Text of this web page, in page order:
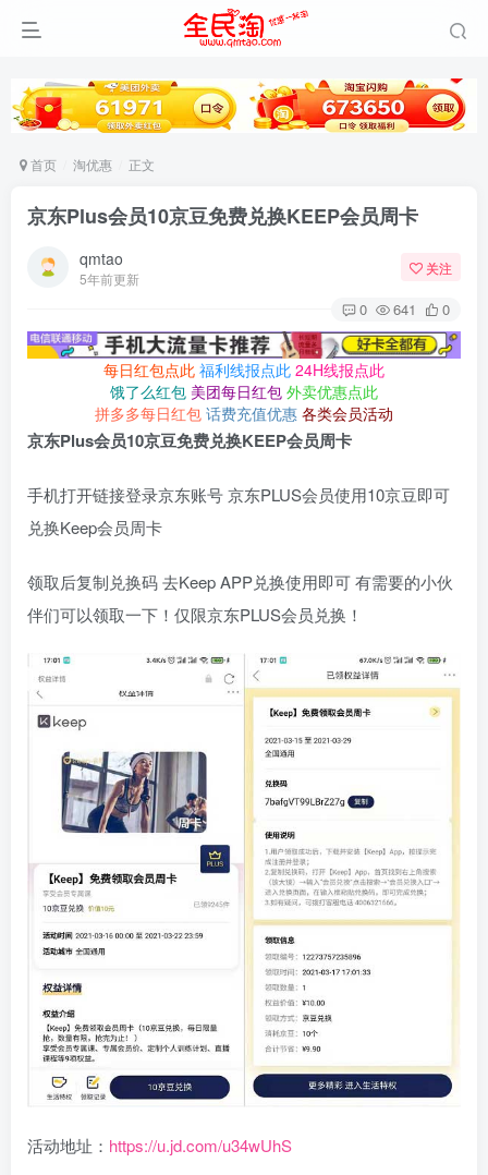
首页 淘优惠 正文
京东Plus会员10京豆免费兑换KEEP会员周卡
qmtao
5年前更新
关注
0 641 0
每日红包点此 福利线报点此 24H线报点此
饿了么红包 美团每日红包 外卖优惠点此
拼多多每日红包 话费充值优惠 各类会员活动
京东Plus会员10京豆免费兑换KEEP会员周卡
手机打开链接登录京东账号 京东PLUS会员使用10京豆即可
兑换Keep会员周卡
领取后复制兑换码 去Keep APP兑换使用即可 有需要的小伙
伴们可以领取一下！仅限京东PLUS会员兑换！
活动地址： https://u.jd.com/u34wUhS